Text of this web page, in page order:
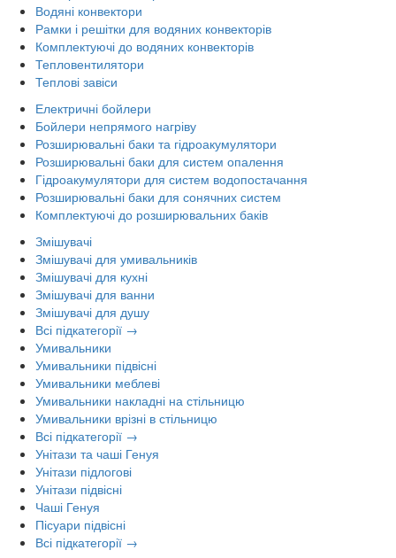
Водяні конвектори
Рамки і решітки для водяних конвекторів
Комплектуючі до водяних конвекторів
Тепловентилятори
Теплові завіси
Електричні бойлери
Бойлери непрямого нагріву
Розширювальні баки та гідроакумулятори
Розширювальні баки для систем опалення
Гідроакумулятори для систем водопостачання
Розширювальні баки для сонячних систем
Комплектуючі до розширювальних баків
Змішувачі
Змішувачі для умивальників
Змішувачі для кухні
Змішувачі для ванни
Змішувачі для душу
Всі підкатегорії →
Умивальники
Умивальники підвісні
Умивальники меблеві
Умивальники накладні на стільницю
Умивальники врізні в стільницю
Всі підкатегорії →
Унітази та чаші Генуя
Унітази підлогові
Унітази підвісні
Чаші Генуя
Пісуари підвісні
Всі підкатегорії →